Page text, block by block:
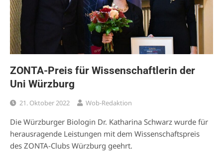
ZONTA-Preis für Wissenschaftlerin der
Uni Würzburg
21. Oktober 2022 Wob-Redaktion
Die Würzburger Biologin Dr. Katharina Schwarz wurde für
herausragende Leistungen mit dem Wissenschaftspreis
des ZONTA-Clubs Würzburg geehrt.